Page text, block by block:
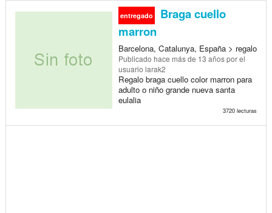
entregado
Braga cuello
marron
Barcelona, Catalunya, España > regalo
Publicado hace más de 13 añospor el
usuario larak2
Regalo braga cuello color marron para
adulto o niño grande nueva santa
eulalia
3720 lecturas